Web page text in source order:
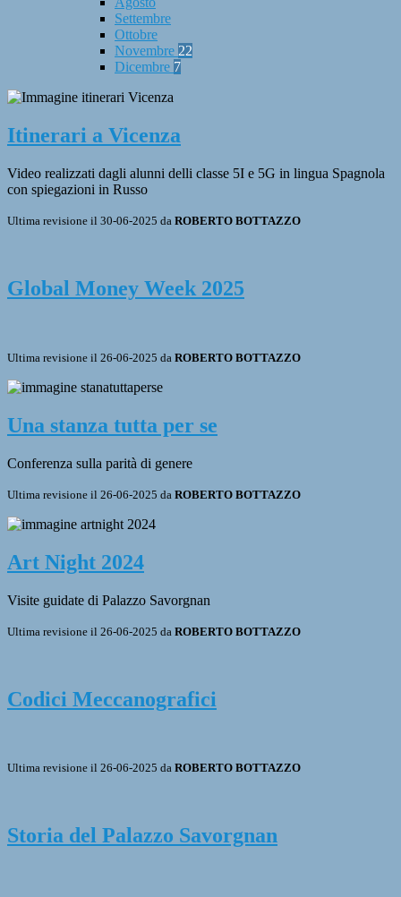
Settembre
Ottobre
Novembre 22
Dicembre 7
Itinerari a Vicenza
Video realizzati dagli alunni delli classe 5I e 5G in lingua Spagnola
con spiegazioni in Russo
Ultima revisione il 30-06-2025 da ROBERTO BOTTAZZO
Global Money Week 2025
Ultima revisione il 26-06-2025 da ROBERTO BOTTAZZO
Una stanza tutta per se
Conferenza sulla parità di genere
Ultima revisione il 26-06-2025 da ROBERTO BOTTAZZO
Art Night 2024
Visite guidate di Palazzo Savorgnan
Ultima revisione il 26-06-2025 da ROBERTO BOTTAZZO
Codici Meccanografici
Ultima revisione il 26-06-2025 da ROBERTO BOTTAZZO
Storia del Palazzo Savorgnan